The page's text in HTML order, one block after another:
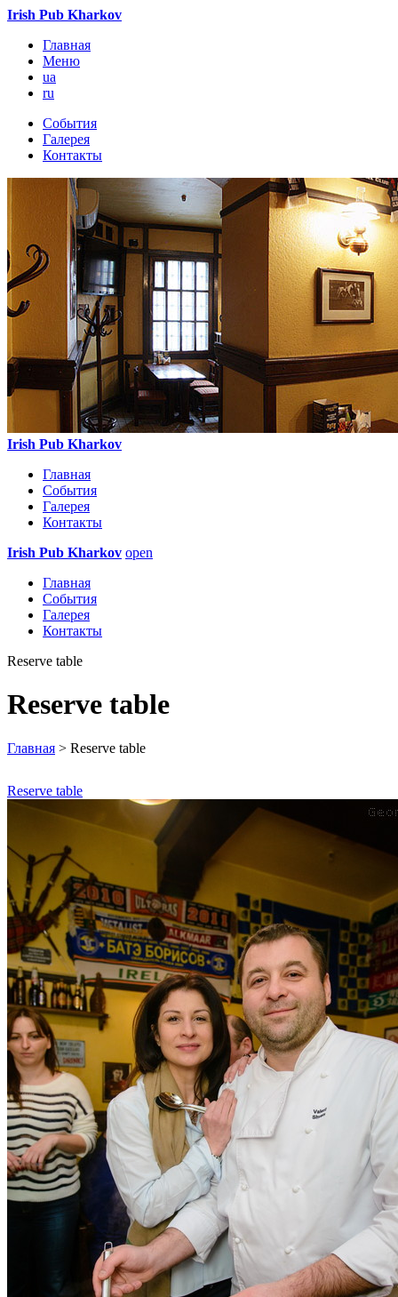
Irish Pub Kharkov
Главная
Меню
ua
ru
События
Галерея
Контакты
Irish Pub Kharkov
Главная
События
Галерея
Контакты
Irish Pub Kharkov open
Главная
События
Галерея
Контакты
Reserve table
Reserve table
Главная > Reserve table
Reserve table